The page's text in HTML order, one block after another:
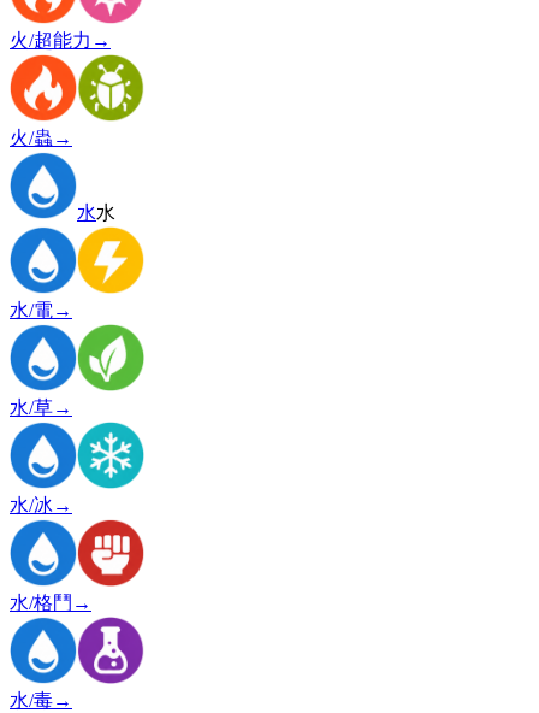
火/超能力 →
火/蟲 →
水水
水/電 →
水/草→
水/冰 →
水/格鬥 →
水/毒→